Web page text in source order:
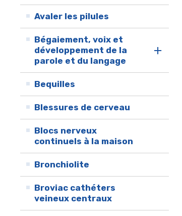
Avaler les pilules
Bégaiement, voix et
développement de la
parole et du langage
Bequilles
Blessures de cerveau
Blocs nerveux
continuels à la maison
Bronchiolite
Broviac cathéters
veineux centraux